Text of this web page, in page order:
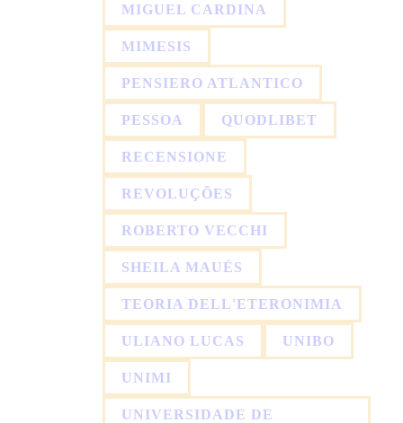
MIGUEL CARDINA
MIMESIS
PENSIERO ATLANTICO
PESSOA QUODLIBET
RECENSIONE
REVOLUÇÕES
ROBERTO VECCHI
SHEILA MAUÉS
TEORIA DELL'ETERONIMIA
ULIANO LUCAS UNIBO
UNIMI
UNIVERSIDADE DE